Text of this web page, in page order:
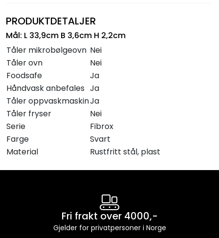
PRODUKTDETALJER
Mål: L 33,9cm B 3,6cm H 2,2cm
Tåler mikrobølgeovn Nei
Tåler ovn
Nei
Foodsafe
Ja
Håndvask anbefales Ja
Tåler oppvaskmaskinJa
Tåler fryser
Nei
Serie
Fibrox
Farge
Svart
Material
Rustfritt stål, plast
Fri frakt over 4000,-
Gjelder for privatpersoner i Norge